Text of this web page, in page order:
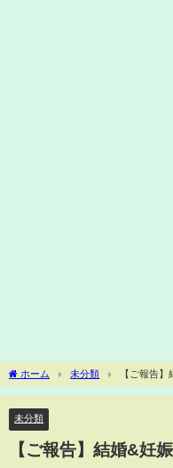
ホーム 未分類 【ご報告
未分類
【ご報告】結婚&妊